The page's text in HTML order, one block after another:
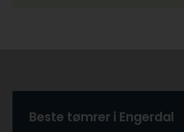
Beste tømrer i Engerdal